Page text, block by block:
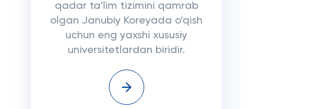
qadar ta'lim tizimini qamrab
olgan Janubiy Koreyada o'qish
uchun eng yaxshi xususiy
universitetlardan biridir.